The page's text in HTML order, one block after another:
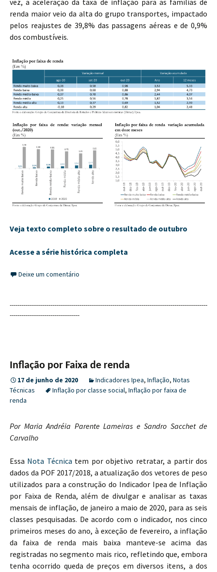
vez, a aceleração da taxa de inflação para as famílias de
renda maior veio da alta do grupo transportes, impactado
pelos reajustes de 39,8% das passagens aéreas e de 0,9%
dos combustíveis.
Veja texto completo sobre o resultado de outubro
Acesse a série histórica completa
Deixe um comentário
------------------------------------------------------------------------------------------------------
------------------------------------
Inflação por Faixa de renda
17 de junho de 2020 Indicadores Ipea, Inflação, Notas
Técnicas
Inflação por classe social, Inflação por faixa de
renda
Por Maria Andréia Parente Lameiras e Sandro Sacchet de
Carvalho
Essa Nota Técnica tem por objetivo retratar, a partir dos
dados da POF 2017/2018, a atualização dos vetores de peso
utilizados para a construção do Indicador Ipea de Inflação
por Faixa de Renda, além de divulgar e analisar as taxas
mensais de inflação, de janeiro a maio de 2020, para as seis
classes pesquisadas. De acordo com o indicador, nos cinco
primeiros meses do ano, à exceção de fevereiro, a inflação
da faixa de renda mais baixa manteve-se acima das
registradas no segmento mais rico, refletindo que, embora
tenha ocorrido queda de preços em diversos itens, a dos